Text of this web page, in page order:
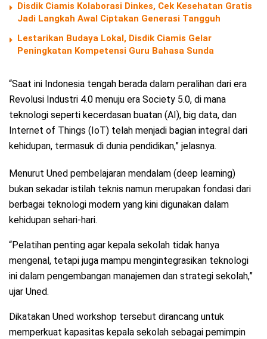
Disdik Ciamis Kolaborasi Dinkes, Cek Kesehatan Gratis
Jadi Langkah Awal Ciptakan Generasi Tangguh
Lestarikan Budaya Lokal, Disdik Ciamis Gelar
Peningkatan Kompetensi Guru Bahasa Sunda
“Saat ini Indonesia tengah berada dalam peralihan dari era
Revolusi Industri 4.0 menuju era Society 5.0, di mana
teknologi seperti kecerdasan buatan (AI), big data, dan
Internet of Things (IoT) telah menjadi bagian integral dari
kehidupan, termasuk di dunia pendidikan,” jelasnya.
Menurut Uned pembelajaran mendalam (deep learning)
bukan sekadar istilah teknis namun merupakan fondasi dari
berbagai teknologi modern yang kini digunakan dalam
kehidupan sehari-hari.
“Pelatihan penting agar kepala sekolah tidak hanya
mengenal, tetapi juga mampu mengintegrasikan teknologi
ini dalam pengembangan manajemen dan strategi sekolah,”
ujar Uned.
Dikatakan Uned workshop tersebut dirancang untuk
memperkuat kapasitas kepala sekolah sebagai pemimpin